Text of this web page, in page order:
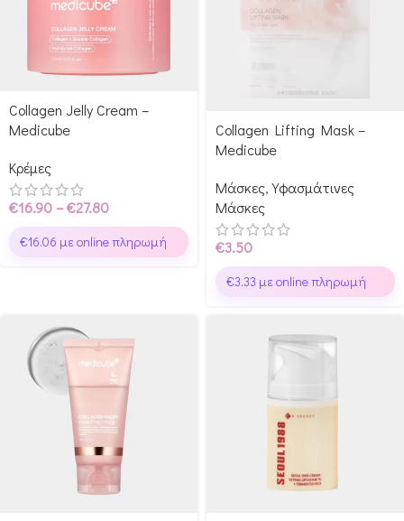
Collagen Jelly Cream –
Medicube
Κρέμες
€16.90 –€27.80
€16.06 με online πληρωμή
Collagen Lifting Mask –
Medicube
Μάσκες, Υφασμάτινες
Μάσκες
€3.50
€3.33 με online πληρωμή